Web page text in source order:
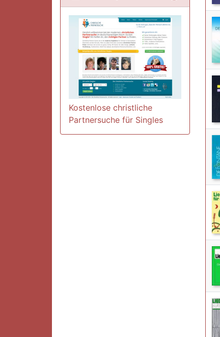
Kostenlose christliche
Partnersuche für Singles